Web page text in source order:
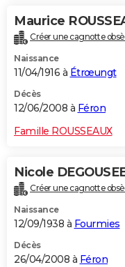
Maurice
Créer une cagnotte
Naissance
11/04/1916 à Étrœungt
Décès
12/06/2008 à Féron
Famille ROUSSEAUX
Nicole
Créer une cagnotte
Naissance
12/09/1938 à Fourmies
Décès
26/04/2008 à Féron